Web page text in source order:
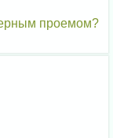
проемом?